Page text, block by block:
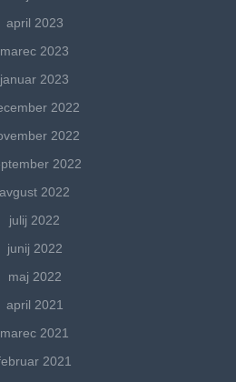
april 2023
marec 2023
januar 2023
2022
2022
2022
avgust 2022
julij 2022
junij 2022
maj 2022
april 2021
marec 2021
2021